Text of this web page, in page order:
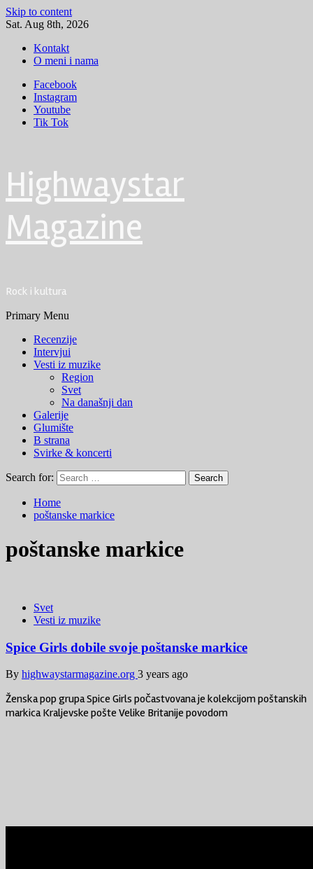
Skip to content
Sat. Aug 8th, 2026
Kontakt
O meni i nama
Facebook
Instagram
Youtube
Tik Tok
Highwaystar
Magazine
Rock i kultura
Primary Menu
Recenzije
Intervjui
Vesti iz muzike
Region
Svet
Na današnji dan
Galerije
Glumište
B strana
Svirke & koncerti
Search for:
Home
poštanske markice
poštanske markice
Svet
Vesti iz muzike
Spice Girls dobile svoje poštanske markice
By highwaystarmagazine.org 3 years ago
Ženska pop grupa Spice Girls počastvovana je kolekcijom poštanskih
markica Kraljevske pošte Velike Britanije povodom